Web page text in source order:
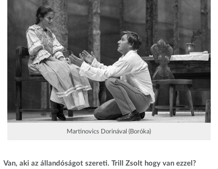
Martinovics Dorinával (Boróka)
Van, aki az állandóságot szereti. Trill Zsolt hogy van ezzel?